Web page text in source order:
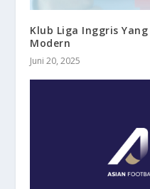
Klub Liga Inggris
Modern
Juni 20, 2025